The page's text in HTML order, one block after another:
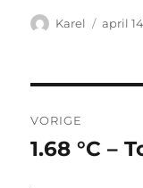
e
t
i
l
t
k
Auteur
Karel april
VORIGE
Vorig
1.68 °C –